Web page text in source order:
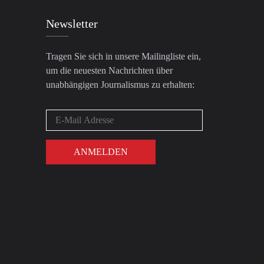
Newsletter
Tragen Sie sich in unsere Mailingliste ein,
um die neuesten Nachrichten über
unabhängigen Journalismus zu erhalten: